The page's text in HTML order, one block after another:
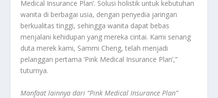
Medical Insurance Plan’. Solusi holistik untuk kebutuhan
wanita di berbagai usia, dengan penyedia jaringan
berkualitas tinggi, sehingga wanita dapat bebas
menjalani kehidupan yang mereka cintai. Kami senang
duta merek kami, Sammi Cheng, telah menjadi
pelanggan pertama ‘Pink Medical Insurance Plan’,”
tuturnya.
Manfaat lainnya dari “Pink Medical Insurance Plan”